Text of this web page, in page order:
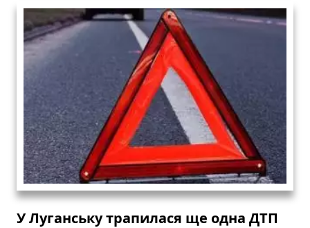
У Луганську трапилася ще одна ДТП